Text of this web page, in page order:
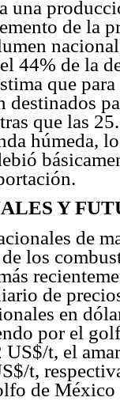
una
de la
44% de la
que
destinados
que las
húmeda,
Y
de
los
de
en
por el
US$/t, el
t,
de